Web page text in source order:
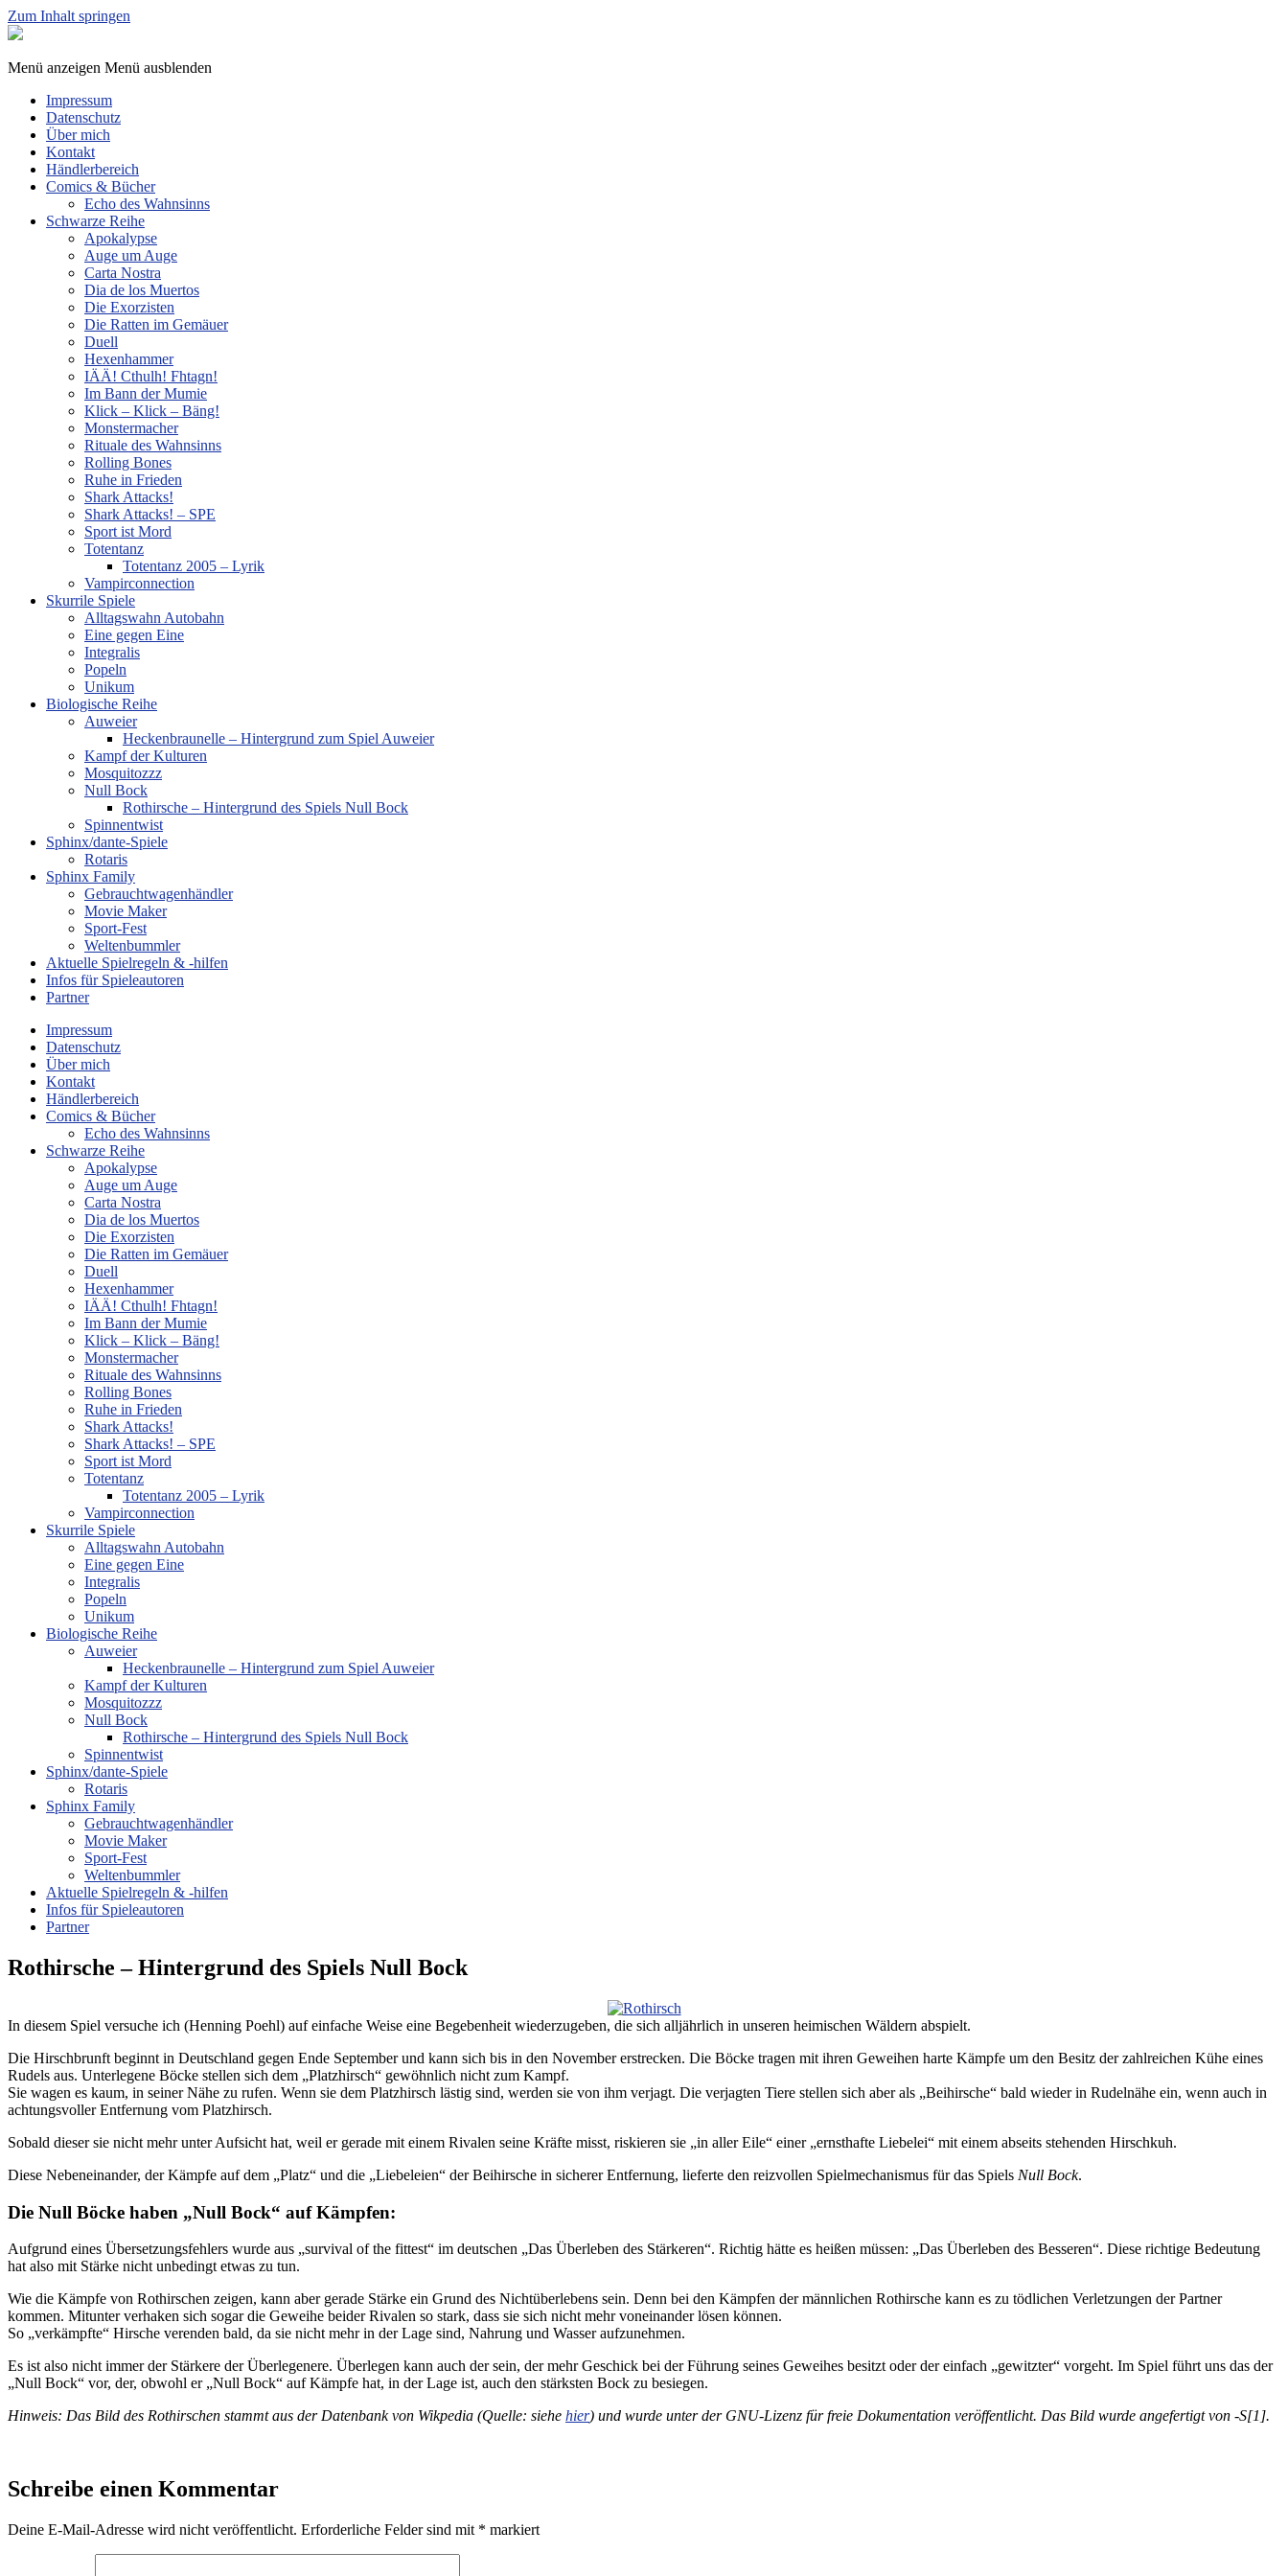
Zum Inhalt springen
Sphinx
Menü anzeigen Menü ausblenden
Impressum
Datenschutz
Über mich
Kontakt
Händlerbereich
Comics & Bücher
Echo des Wahnsinns
Schwarze Reihe
Apokalypse
Auge um Auge
Carta Nostra
Dia de los Muertos
Die Exorzisten
Die Ratten im Gemäuer
Duell
Hexenhammer
IÄÄ! Cthulh! Fhtagn!
Im Bann der Mumie
Klick – Klick – Bäng!
Monstermacher
Rituale des Wahnsinns
Rolling Bones
Ruhe in Frieden
Shark Attacks!
Shark Attacks! – SPE
Sport ist Mord
Totentanz
Totentanz 2005 – Lyrik
Vampirconnection
Skurrile Spiele
Alltagswahn Autobahn
Eine gegen Eine
Integralis
Popeln
Unikum
Biologische Reihe
Auweier
Heckenbraunelle – Hintergrund zum Spiel Auweier
Kampf der Kulturen
Mosquitozzz
Null Bock
Rothirsche – Hintergrund des Spiels Null Bock
Spinnentwist
Sphinx/dante-Spiele
Rotaris
Sphinx Family
Gebrauchtwagenhändler
Movie Maker
Sport-Fest
Weltenbummler
Aktuelle Spielregeln & -hilfen
Infos für Spieleautoren
Partner
Impressum
Datenschutz
Über mich
Kontakt
Händlerbereich
Comics & Bücher
Echo des Wahnsinns
Schwarze Reihe
Apokalypse
Auge um Auge
Carta Nostra
Dia de los Muertos
Die Exorzisten
Die Ratten im Gemäuer
Duell
Hexenhammer
IÄÄ! Cthulh! Fhtagn!
Im Bann der Mumie
Klick – Klick – Bäng!
Monstermacher
Rituale des Wahnsinns
Rolling Bones
Ruhe in Frieden
Shark Attacks!
Shark Attacks! – SPE
Sport ist Mord
Totentanz
Totentanz 2005 – Lyrik
Vampirconnection
Skurrile Spiele
Alltagswahn Autobahn
Eine gegen Eine
Integralis
Popeln
Unikum
Biologische Reihe
Auweier
Heckenbraunelle – Hintergrund zum Spiel Auweier
Kampf der Kulturen
Mosquitozzz
Null Bock
Rothirsche – Hintergrund des Spiels Null Bock
Spinnentwist
Sphinx/dante-Spiele
Rotaris
Sphinx Family
Gebrauchtwagenhändler
Movie Maker
Sport-Fest
Weltenbummler
Aktuelle Spielregeln & -hilfen
Infos für Spieleautoren
Partner
Rothirsche – Hintergrund des Spiels Null Bock
In diesem Spiel versuche ich (Henning Poehl) auf einfache Weise eine Begebenheit wiederzugeben, die sich alljährlich in unseren heimischen Wäldern abspielt.
Die Hirschbrunft beginnt in Deutschland gegen Ende September und kann sich bis in den November erstrecken. Die Böcke tragen mit ihren Geweihen harte Kämpfe um den Besitz der zahlreichen Kühe eines
Rudels aus. Unterlegene Böcke stellen sich dem „Platzhirsch“ gewöhnlich nicht zum Kampf.
Sie wagen es kaum, in seiner Nähe zu rufen. Wenn sie dem Platzhirsch lästig sind, werden sie von ihm verjagt. Die verjagten Tiere stellen sich aber als „Beihirsche“ bald wieder in Rudelnähe ein, wenn auch in
achtungsvoller Entfernung vom Platzhirsch.
Sobald dieser sie nicht mehr unter Aufsicht hat, weil er gerade mit einem Rivalen seine Kräfte misst, riskieren sie „in aller Eile“ einer „ernsthafte Liebelei“ mit einem abseits stehenden Hirschkuh.
Diese Nebeneinander, der Kämpfe auf dem „Platz“ und die „Liebeleien“ der Beihirsche in sicherer Entfernung, lieferte den reizvollen Spielmechanismus für das Spiels Null Bock.
Die Null Böcke haben „Null Bock“ auf Kämpfen:
Aufgrund eines Übersetzungsfehlers wurde aus „survival of the fittest“ im deutschen „Das Überleben des Stärkeren“. Richtig hätte es heißen müssen: „Das Überleben des Besseren“. Diese richtige Bedeutung
hat also mit Stärke nicht unbedingt etwas zu tun.
Wie die Kämpfe von Rothirschen zeigen, kann aber gerade Stärke ein Grund des Nichtüberlebens sein. Denn bei den Kämpfen der männlichen Rothirsche kann es zu tödlichen Verletzungen der Partner
kommen. Mitunter verhaken sich sogar die Geweihe beider Rivalen so stark, dass sie sich nicht mehr voneinander lösen können.
So „verkämpfte“ Hirsche verenden bald, da sie nicht mehr in der Lage sind, Nahrung und Wasser aufzunehmen.
Es ist also nicht immer der Stärkere der Überlegenere. Überlegen kann auch der sein, der mehr Geschick bei der Führung seines Geweihes besitzt oder der einfach „gewitzter“ vorgeht. Im Spiel führt uns das der
„Null Bock“ vor, der, obwohl er „Null Bock“ auf Kämpfe hat, in der Lage ist, auch den stärksten Bock zu besiegen.
Hinweis: Das Bild des Rothirschen stammt aus der Datenbank von Wikpedia (Quelle: siehe hier) und wurde unter der GNU-Lizenz für freie Dokumentation veröffentlicht. Das Bild wurde angefertigt von -S[1].
Schreibe einen Kommentar
Deine E-Mail-Adresse wird nicht veröffentlicht. Erforderliche Felder sind mit * markiert